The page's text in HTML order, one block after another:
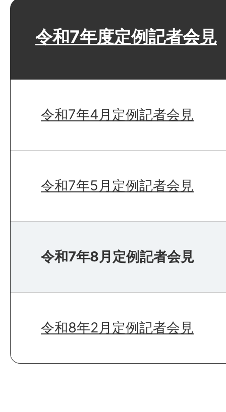
令和7年度定例記者会見
令和7年4月定例記者会見
令和7年5月定例記者会見
令和7年8月定例記者会見
令和8年2月定例記者会見